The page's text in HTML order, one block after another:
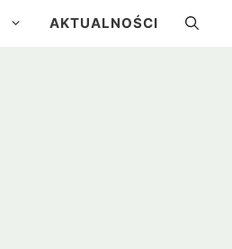
AKTUALNOŚCI